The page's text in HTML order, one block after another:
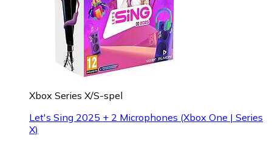
Xbox Series X/S-spel
Let's Sing 2025 + 2 Microphones (Xbox One | Series
X)